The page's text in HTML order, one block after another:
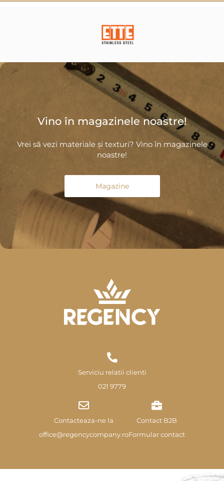
Vino în magazinele noastre!
Vrei să vezi materiale și texturi? Vino în magazinele
noastre!
Magazine
Serviciu relatii clienti
021 9779
Contacteaza-ne la
office@regencycompany.ro
Contact B2B
Formular contact